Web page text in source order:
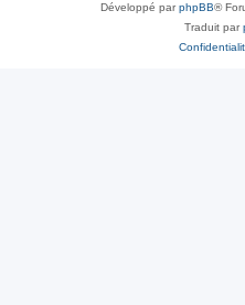
Développé parphpBB®
Traduit par